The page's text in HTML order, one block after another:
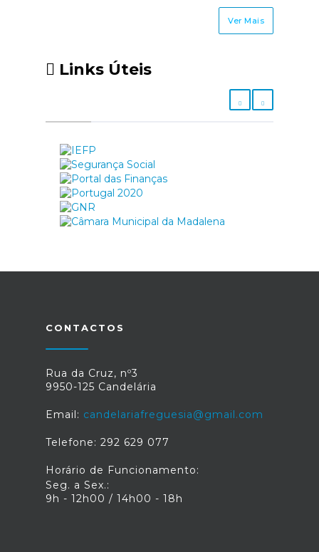
Ver Mais
Links Úteis
CONTACTOS
Rua da Cruz, nº3
9950-125 Candelária
Email: candelariafreguesia@gmail.com
Telefone: 292 629 077
Horário de Funcionamento:
Seg. a Sex.:
9h - 12h00 / 14h00 - 18h